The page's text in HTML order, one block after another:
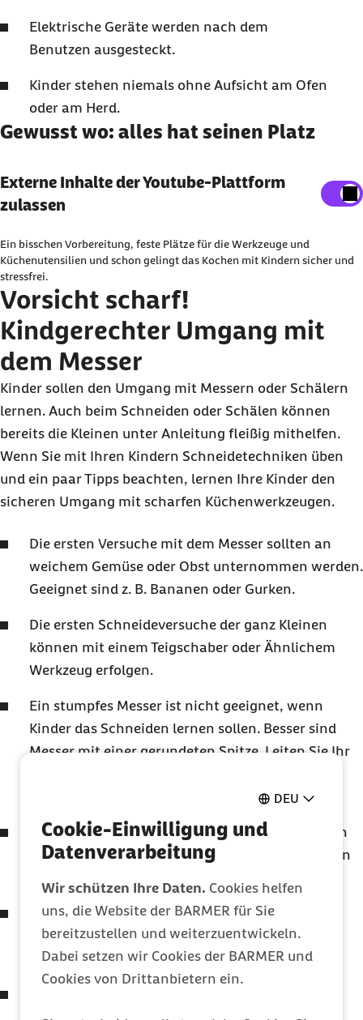
DEU
Cookie-Einwilligung und
Datenverarbeitung
Wir schützen Ihre Daten. Cookies helfen
uns, die Website der BARMER für Sie
bereitzustellen und weiterzuentwickeln.
Dabei setzen wir Cookies der BARMER und
Cookies von Drittanbietern ein.
Elektrische Geräte werden nach dem
Benutzen ausgesteckt.
Kinder stehen niemals ohne Aufsicht am Ofen
oder am Herd.
Gewusst wo: alles hat seinen Platz
Externe Inhalte der Youtube-Plattform anzeigen
Sie können an dieser Stelle einstellen, alle externe
Ich bin damit einverstanden, dass personenbezogene
Daten an Drittplattform übermittelt werden. Mehr dazu
in unsererDatenschutzerklärung
Externe Inhalte der Youtube-Plattform
zulassen
Ein bisschen Vorbereitung, feste Plätze für die Werkzeuge und
Küchenutensilien und schon gelingt das Kochen mit Kindern sicher und
stressfrei.
Vorsicht scharf!
Kindgerechter Umgang mit
dem Messer
Kinder sollen den Umgang mit Messern oder Schälern
lernen. Auch beim Schneiden oder Schälen können
bereits die Kleinen unter Anleitung fleißig mithelfen.
Wenn Sie mit Ihren Kindern Schneidetechniken üben
und ein paar Tipps beachten, lernen Ihre Kinder den
sicheren Umgang mit scharfen Küchenwerkzeugen.
Die ersten Versuche mit dem Messer sollten an
weichem Gemüse oder Obst unternommen werden.
Geeignet sind z. B. Bananen oder Gurken.
Die ersten Schneideversuche der ganz Kleinen
können mit einem Teigschaber oder Ähnlichem
Werkzeug erfolgen.
Ein stumpfes Messer ist nicht geeignet, wenn
Kinder das Schneiden lernen sollen. Besser sind
Messer mit einer gerundeten Spitze. Leiten Sie Ihr
Zum Schneiden sollten Kinder genug Platz haben
und es dürfen keine sonstigen Gefahrenquellen in
Das Schneidbrett sollte rutschfest platziert sein.
Dabei kann etwa ein feuchtes Küchentuch unter
dem Brett helfen.
festgelegten Messerparkplatz abgelegt.